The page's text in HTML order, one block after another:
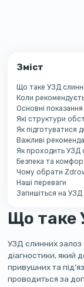
Що таке
УЗД слинних залоз
діагностики, який
привушних та
проводиться за
Зміст
Що таке УЗД
Коли
Основні
Які структури
Як підготуватися
Важливі
Як проходить УЗД
Безпека та
Чому обрати
Наші переваги
Запишіться на